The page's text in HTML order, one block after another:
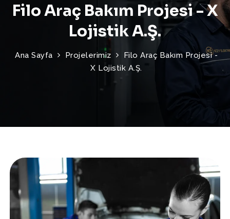
Filo Araç Bakım Projesi - X
Lojistik A.Ş.
Ana Sayfa Projelerimiz
Filo Araç Bakım Projesi -
X Lojistik A.Ş.